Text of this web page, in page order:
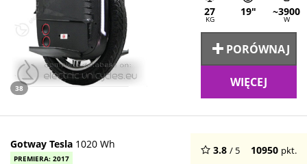
38
27
KG
19" ~3900
W
PORÓWNAJ
WIĘCEJ
Gotway Tesla 1020 Wh
PREMIERA: 2017
3.8 / 5 10950 pkt.